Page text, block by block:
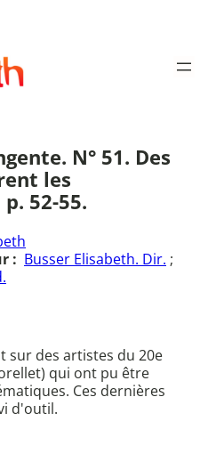
N° 51. Des
les
52-55.
: Busser Elisabeth. Dir. ;
sur des artistes du 20e
qui ont pu être
Ces dernières
d'outil.